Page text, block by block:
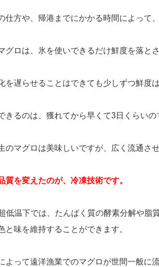
仕方や、帰港までにかかる時間によって
グロは、氷を使いできるだけ鮮度を落と
を遅らせることはできても少しずつ鮮度
きるのは、獲れてから早くて3日くらいの
のマグロは美味しいですが、広く流通さ
質を変えたのが、冷凍技術です。
低温下では、たんぱく質の酵素分解や脂
と味を維持することができます。
よって遠洋漁業でのマグロが世間一般に